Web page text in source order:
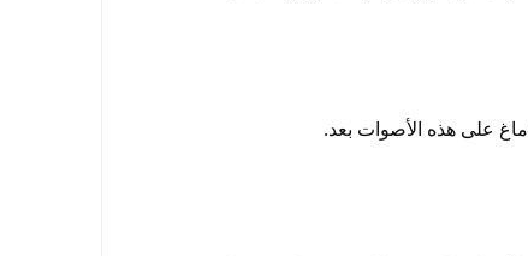
على هذه الأصوات بعد.